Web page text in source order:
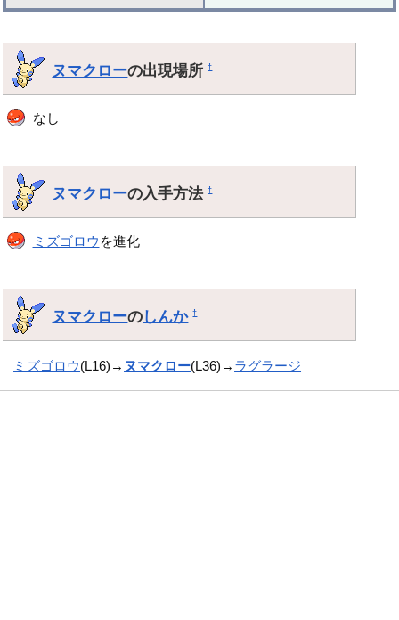
ヌマクローの出現場所†
なし
ヌマクローの入手方法†
ミズゴロウ を進化
ヌマクローのしんか †
ミズゴロウ(L16)→ ヌマクロー(L36)→ ラグラージ